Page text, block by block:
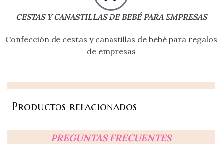
CESTAS Y CANASTILLAS DE BEBÉ PARA EMPRESAS
Confección de cestas y canastillas de bebé para regalos
de empresas
Productos relacionados
PREGUNTAS FRECUENTES